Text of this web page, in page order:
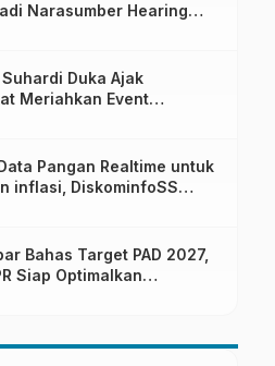
Narasumber Hearing
Ketua I DPRD Sulbar
Duka Ajak
Meriahkan Event
Fair 2026
Pangan Realtime untuk
inflasi, DiskominfoSS
Sistem SAPEDA
Bahas Target PAD 2027,
Siap Optimalkan
Daerah